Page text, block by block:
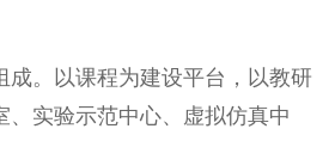
。以课程为建设平台，以教研
、实验示范中心、虚拟仿真中